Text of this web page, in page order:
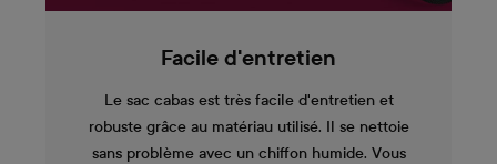
Facile d'entretien
Le sac cabas est très facile d'entretien et
robuste grâce au matériau utilisé. Il se nettoie
sans problème avec un chiffon humide. Vous